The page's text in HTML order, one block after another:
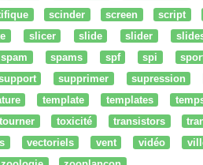
scinder screen script
slicer slide slider
spam spams spf spi
supprimer supression
template templates
tourner toxicité transistors
vectoriels vent vidéo